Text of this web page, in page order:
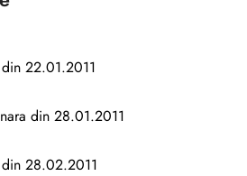
22.01.2011
din 28.01.2011
28.02.2011